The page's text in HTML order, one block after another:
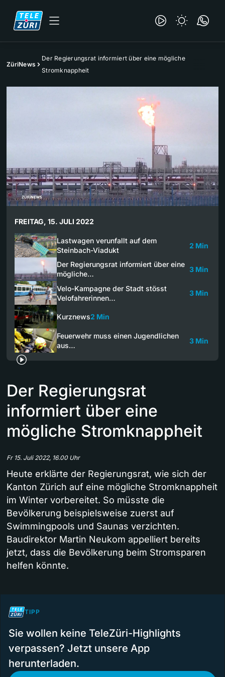
ZüriNews
Der Regierungsrat informiert über eine mögliche
Stromknappheit
FREITAG, 15. JULI 2022
Lastwagen verunfallt auf dem
Steinbach-Viadukt
2 Min
Der Regierungsrat informiert über eine
mögliche…
3 Min
Velo-Kampagne der Stadt stösst
Velofahrerinnen…
3 Min
Kurznews2 Min
Feuerwehr muss einen Jugendlichen
aus…
3 Min
Der Regierungsrat
informiert über eine
mögliche Stromknappheit
Fr 15. Juli 2022, 16.00 Uhr
Heute erklärte der Regierungsrat, wie sich der
Kanton Zürich auf eine mögliche Stromknappheit
im Winter vorbereitet. So müsste die
Bevölkerung beispielsweise zuerst auf
Swimmingpools und Saunas verzichten.
Baudirektor Martin Neukom appelliert bereits
jetzt, dass die Bevölkerung beim Stromsparen
helfen könnte.
TIPP
Sie wollen keine TeleZüri-Highlights
verpassen? Jetzt unsere App
herunterladen.